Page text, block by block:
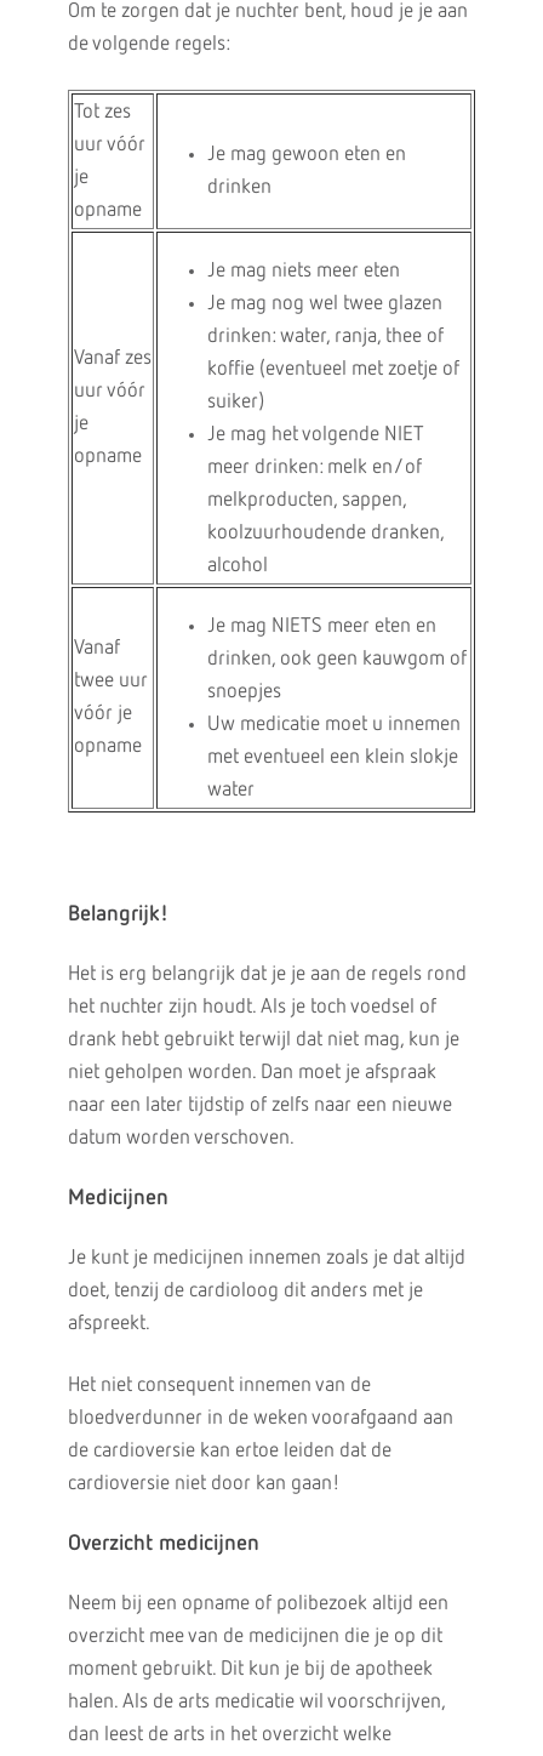
Om te zorgen dat je nuchter bent, houd je je aan
de volgende regels:
Tot zes
uur vóór
je
opname
Je mag gewoon eten en
drinken
Vanaf zes
uur vóór
je
opname
Je mag niets meer eten
Je mag nog wel twee glazen
drinken: water, ranja, thee of
koffie (eventueel met zoetje of
suiker)
Je mag het volgende NIET
meer drinken: melk en/of
melkproducten, sappen,
koolzuurhoudende dranken,
alcohol
Vanaf
twee uur
vóór je
opname
Je mag NIETS meer eten en
drinken, ook geen kauwgom of
snoepjes
Uw medicatie moet u innemen
met eventueel een klein slokje
water
Belangrijk!
Het is erg belangrijk dat je je aan de regels rond
het nuchter zijn houdt. Als je toch voedsel of
drank hebt gebruikt terwijl dat niet mag, kun je
niet geholpen worden. Dan moet je afspraak
naar een later tijdstip of zelfs naar een nieuwe
datum worden verschoven.
Medicijnen
Je kunt je medicijnen innemen zoals je dat altijd
doet, tenzij de cardioloog dit anders met je
afspreekt.
Het niet consequent innemen van de
bloedverdunner in de weken voorafgaand aan
de cardioversie kan ertoe leiden dat de
cardioversie niet door kan gaan!
Overzicht medicijnen
Neem bij een opname of polibezoek altijd een
overzicht mee van de medicijnen die je op dit
moment gebruikt. Dit kun je bij de apotheek
halen. Als de arts medicatie wil voorschrijven,
dan leest de arts in het overzicht welke